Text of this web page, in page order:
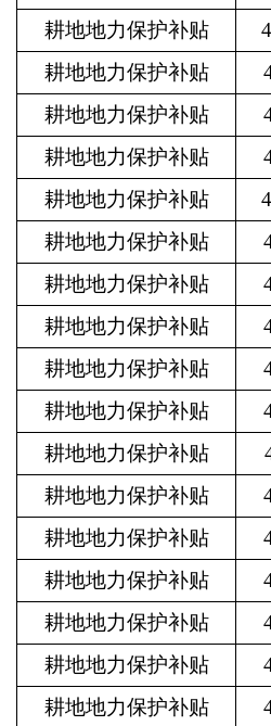
耕地地力保护补贴
耕地地力保护补贴
耕地地力保护补贴
耕地地力保护补贴
耕地地力保护补贴
耕地地力保护补贴
耕地地力保护补贴
耕地地力保护补贴
耕地地力保护补贴
耕地地力保护补贴
耕地地力保护补贴
耕地地力保护补贴
耕地地力保护补贴
耕地地力保护补贴
耕地地力保护补贴
耕地地力保护补贴
耕地地力保护补贴